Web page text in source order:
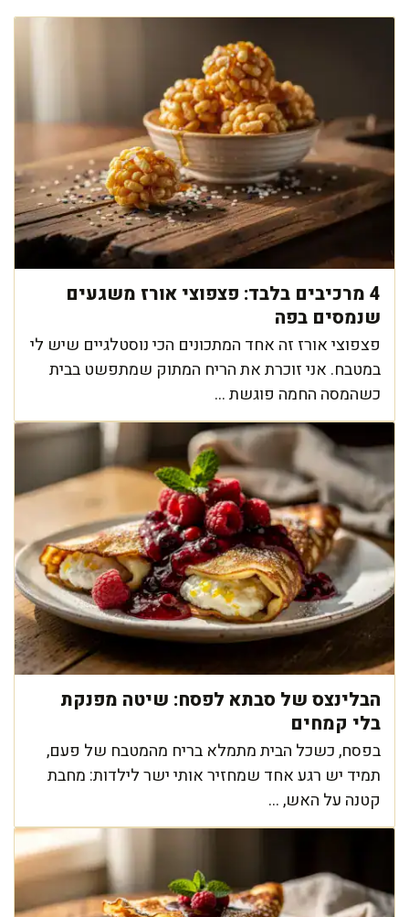
4 מרכיבים בלבד: פצפוצי אורז משגעים
שנמסים בפה
פצפוצי אורז זה אחד המתכונים הכי נוסטלגיים שיש לי
במטבח. אני זוכרת את הריח המתוק שמתפשט בבית
כשהמסה החמה פוגשת ...
הבלינצס של סבתא לפסח: שיטה מפנקת
בלי קמחים
בפסח, כשכל הבית מתמלא בריח מהמטבח של פעם,
תמיד יש רגע אחד שמחזיר אותי ישר לילדות: מחבת
קטנה על האש, ...